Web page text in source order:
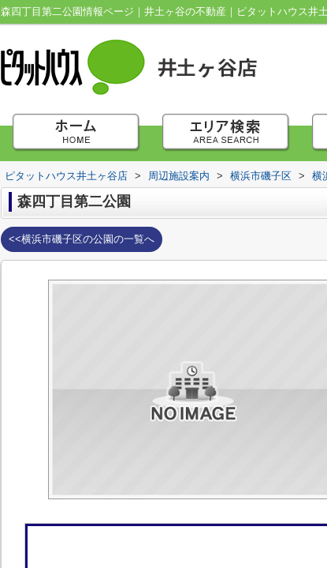
森四丁目第二公園情報ページ｜井土ヶ谷の不動産｜ピタットハウス井
ピタットハウス井土ヶ谷店 > 周辺施設案内 > 横浜市磯子区 > 横
森四丁目第二公園
<<横浜市磯子区の公園の一覧へ